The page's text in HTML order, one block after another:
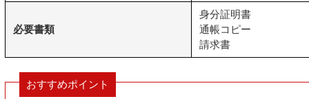
必要書類
身分証明書
通帳コピー
請求書
おすすめポイント